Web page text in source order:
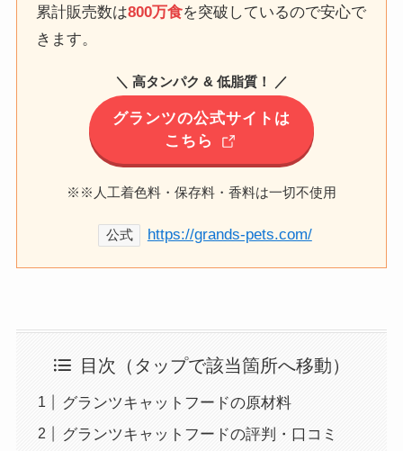
累計販売数は800万食を突破しているので安心で
きます。
＼ 高タンパク & 低脂質！ ／
グランツの公式サイトは
こちら
※※人工着色料・保存料・香料は一切不使用
公式 https://grands-pets.com/
目次（タップで該当箇所へ移動）
グランツキャットフードの原材料
グランツキャットフードの評判・口コミ